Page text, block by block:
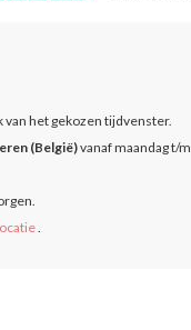
van het gekozen tijdvenster.
(België)vanaf maandag t/m
.